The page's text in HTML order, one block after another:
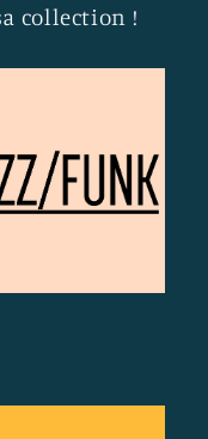
collection !